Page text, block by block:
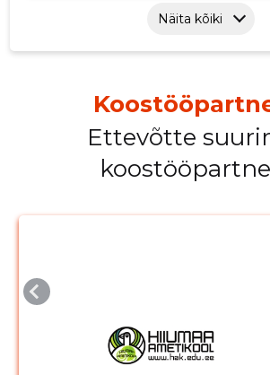
Näita kõiki
Ettevõtte
Muuda
kirjeldust
MUUDA